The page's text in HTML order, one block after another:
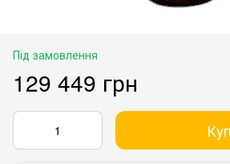
Під замовлення
129 449 грн